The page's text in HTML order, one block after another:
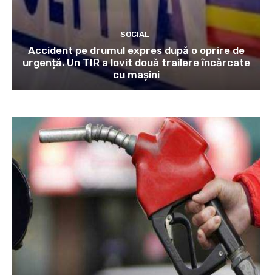
SOCIAL
Accident pe drumul expres după o oprire de
urgență. Un TIR a lovit două trailere încărcate
cu mașini